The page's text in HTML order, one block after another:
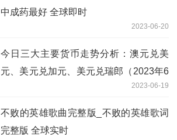
中成药最好 全球即时
2023-06-20
今日三大主要货币走势分析：澳元兑美
元、美元兑加元、美元兑瑞郎（2023年6
2023-06-19
不败的英雄歌曲完整版_不败的英雄歌词
完整版 全球实时